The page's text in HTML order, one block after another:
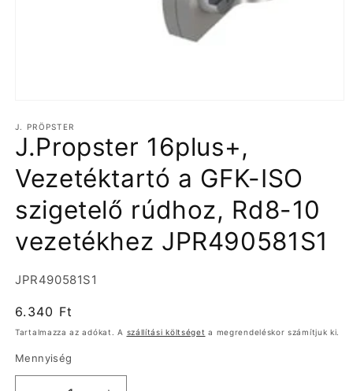
megnyitása
modális
párbeszédpanelen
J. PRÖPSTER
J.Propster 16plus+,
Vezetéktartó a GFK-ISO
szigetelő rúdhoz, Rd8-10
vezetékhez JPR490581S1
Termékváltozat:
JPR490581S1
Normál
ár
6.340 Ft
Tartalmazza az adókat. A szállítási költséget a megrendeléskor számítjuk ki.
Mennyiség